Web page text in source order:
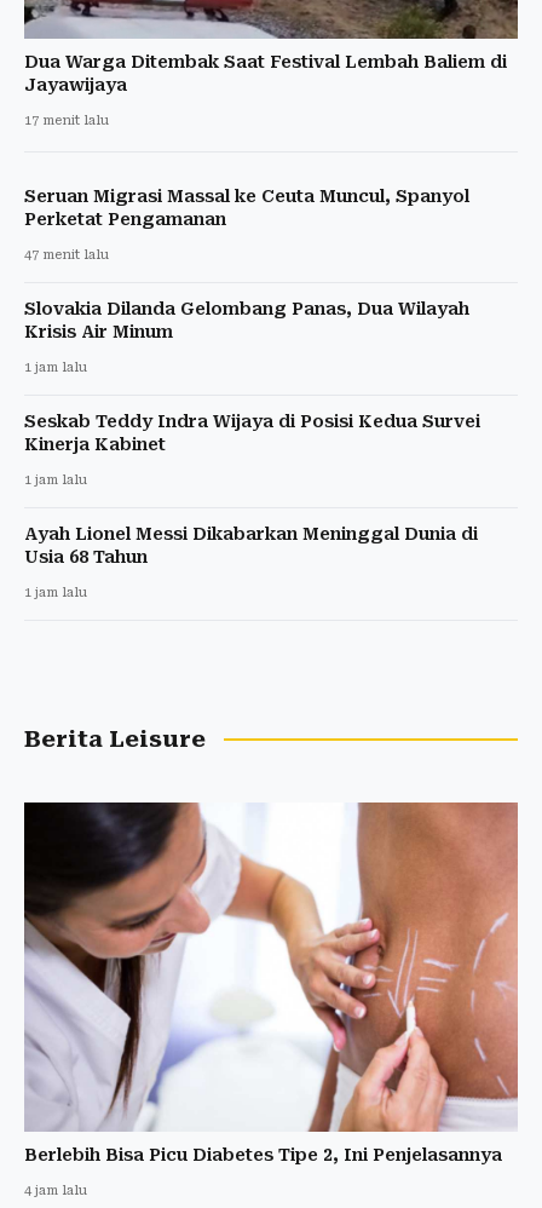
Dua Warga Ditembak Saat Festival Lembah Baliem di
Jayawijaya
17 menit lalu
Seruan Migrasi Massal ke Ceuta Muncul, Spanyol
Perketat Pengamanan
47 menit lalu
Slovakia Dilanda Gelombang Panas, Dua Wilayah
Krisis Air Minum
1 jam lalu
Seskab Teddy Indra Wijaya di Posisi Kedua Survei
Kinerja Kabinet
1 jam lalu
Ayah Lionel Messi Dikabarkan Meninggal Dunia di
Usia 68 Tahun
1 jam lalu
Berita Leisure
Berlebih Bisa Picu Diabetes Tipe 2, Ini Penjelasannya
4 jam lalu